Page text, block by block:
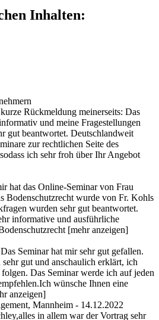
Inhalten:
Rückmeldung meinerseits: Das
und meine Fragestellungen
gut beantwortet. Deutschlandweit
zur rechtlichen Seite des
ich sehr froh über Ihr Angebot
hat das Online-Seminar von Frau
Bodenschutzrecht wurde von Fr. Kohls
wurden sehr gut beantwortet.
informative und ausführliche
[mehr anzeigen]
Seminar hat mir sehr gut gefallen.
gut und anschaulich erklärt, ich
Das Seminar werde ich auf jeden
wünsche Ihnen eine
anzeigen]
Mannheim - 14.12.2022
in allem war der Vortrag sehr